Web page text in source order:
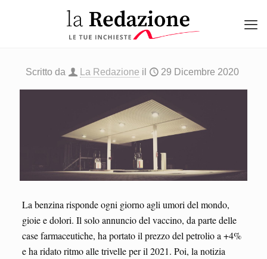
Scritto da La Redazione il 29 Dicembre 2020
La benzina risponde ogni giorno agli umori del mondo,
gioie e dolori. Il solo annuncio del vaccino, da parte delle
case farmaceutiche, ha portato il prezzo del petrolio a +4%
e ha ridato ritmo alle trivelle per il 2021. Poi, la notizia